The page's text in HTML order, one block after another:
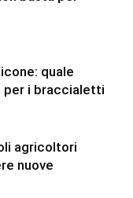
quale
per i braccialetti
agricoltori
nuove